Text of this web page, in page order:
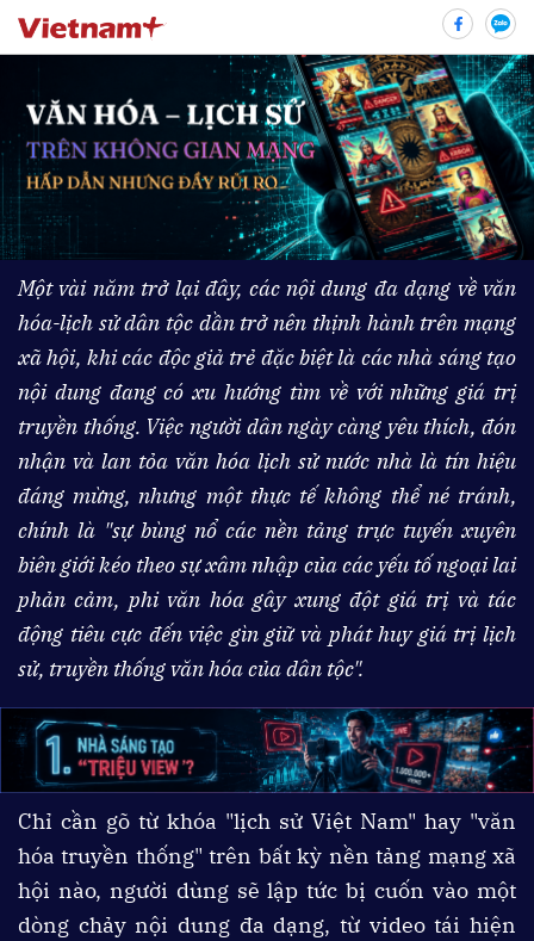
Một vài năm trở lại đây, các nội dung đa dạng về văn
hóa-lịch sử dân tộc dần trở nên thịnh hành trên mạng
xã hội, khi các độc giả trẻ đặc biệt là các nhà sáng tạo
nội dung đang có xu hướng tìm về với những giá trị
truyền thống. Việc người dân ngày càng yêu thích, đón
nhận và lan tỏa văn hóa lịch sử nước nhà là tín hiệu
đáng mừng, nhưng một thực tế không thể né tránh,
chính là "sự bùng nổ các nền tảng trực tuyến xuyên
biên giới kéo theo sự xâm nhập của các yếu tố ngoại lai
phản cảm, phi văn hóa gây xung đột giá trị và tác
động tiêu cực đến việc gìn giữ và phát huy giá trị lịch
sử, truyền thống văn hóa của dân tộc".
Chỉ cần gõ từ khóa "lịch sử Việt Nam" hay "văn
hóa truyền thống" trên bất kỳ nền tảng mạng xã
hội nào, người dùng sẽ lập tức bị cuốn vào một
dòng chảy nội dung đa dạng, từ video tái hiện
luận
Hủy